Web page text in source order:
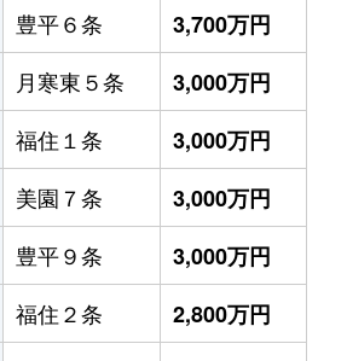
豊平６条
3,700万円
月寒東５条
3,000万円
福住１条
3,000万円
美園７条
3,000万円
豊平９条
3,000万円
福住２条
2,800万円